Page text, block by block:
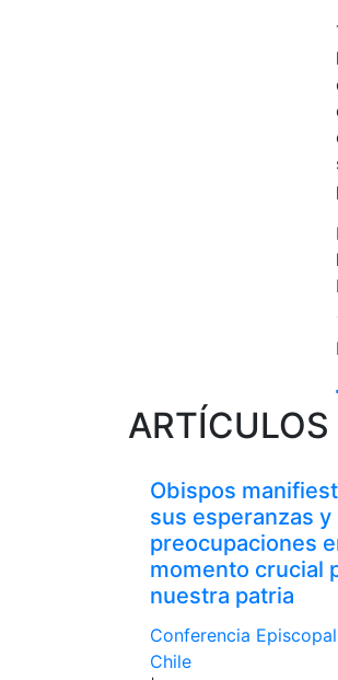
Obispos
sus esperanzas y
preocupaciones
momento crucial
nuestra patria
Conferencia
Chile